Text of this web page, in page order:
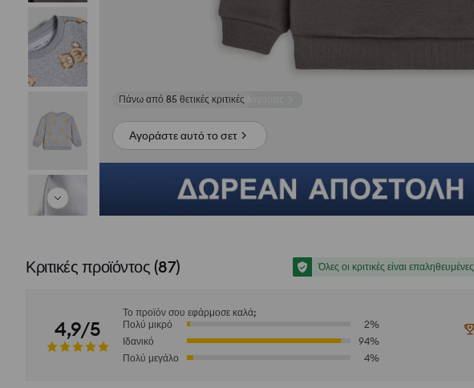
Δες φωτογραφίες από αξιολογήσεις
Αγοράστε αυτό το σετ
Κριτικές προϊόντος (87) Όλες οι κριτικές είναι επαληθευμένες
4,9/5
Το προϊόν σου εφάρμοσε καλά;
Πολύ μικρό
2%
Ιδανικό
94%
Πολύ μεγάλο
4%